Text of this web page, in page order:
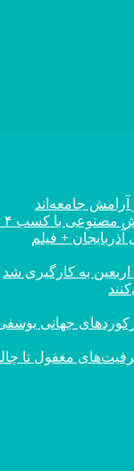
جامعه‌اند
با کسب ۴ مدال
+ فیلم
رکورد‌های جهانی
مغفول تا